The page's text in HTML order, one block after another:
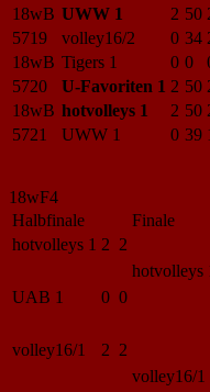
18wB UWW 1 2 50
5719
volley16/2 0 34
18wB Tigers 1 0 0
5720
U-Favoriten 1 2 50
18wB hotvolleys 1 2 50
5721
UWW 1 0 39
18wF4
Halbfinale
Finale
hotvolleys 1 2 2
hotvolleys
UAB 1
0 0
volley16/1
2 2
volley16/1